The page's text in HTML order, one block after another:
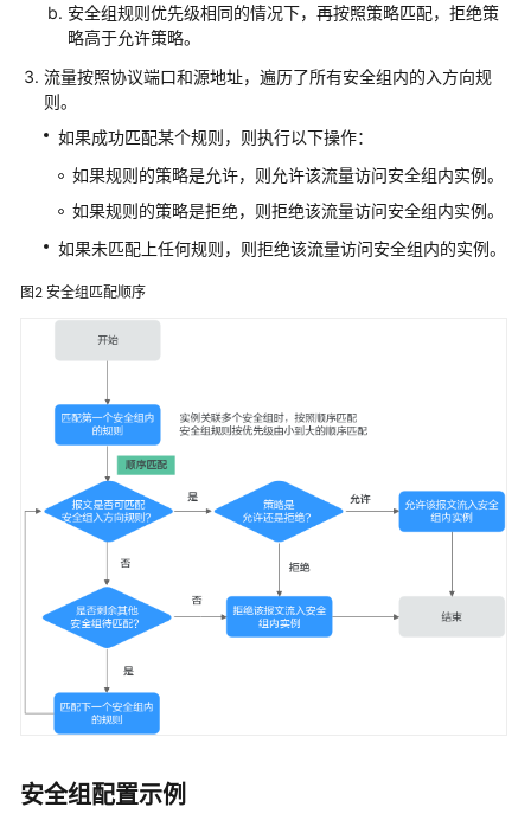
白
书
资
支
持
域
权
安全组规则优先级相同的情况下，再按照策略匹配，拒绝策
略高于允许策略。
流量按照协议端口和源地址，遍历了所有安全组内的入方向规
则。
如果成功匹配某个规则，则执行以下操作：
如果规则的策略是允许，则允许该流量访问安全组内实例。
如果规则的策略是拒绝，则拒绝该流量访问安全组内实例。
如果未匹配上任何规则，则拒绝该流量访问安全组内的实例。
图2 安全组匹配顺序
安全组配置示例